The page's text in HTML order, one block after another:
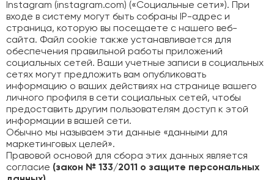
Instagram (instagram.com) («Социальные сети»). При
входе в систему могут быть собраны IP-адрес и
страница, которую вы посещаете с нашего веб-
сайта. Файл cookie также устанавливается для
обеспечения правильной работы приложений
социальных сетей. Ваши учетные записи в социальных
сетях могут предложить вам опубликовать
информацию о ваших действиях на странице вашего
личного профиля в сети социальных сетей, чтобы
предоставить другим пользователям доступ к этой
информации в вашей сети.
Обычно мы называем эти данные «данными для
маркетинговых целей».
Правовой основой для сбора этих данных является
согласие (закон № 133/2011 о защите персональных